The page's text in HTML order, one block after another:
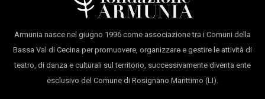
l’incontro con Carlo Mazzacurati inizia a lavorare nel
mondo del cinema.
Crea video-installazioni e sperimenta con supporti e
materiali diversi.
Teatro, Teatro di Bucine (AR) Festival DeSidera
Armunia centro di residenze artistiche
Castiglioncello – Festival Inequilibrio
Archivio dei diari di Pieve Santo Stefano e gli
eredi di Olimpio Pasquinelli, Alberto Elli
Armunia nasce nel giugno 1996 come associazione tra i Comuni della
Bassa Val di Cecina per promuovere, organizzare e gestire le attività di
teatro, di danza e culturali sul territorio, successivamente diventa ente
esclusivo del Comune di Rosignano Marittimo (LI).